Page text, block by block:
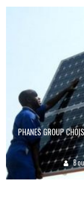
PHANES GROUP